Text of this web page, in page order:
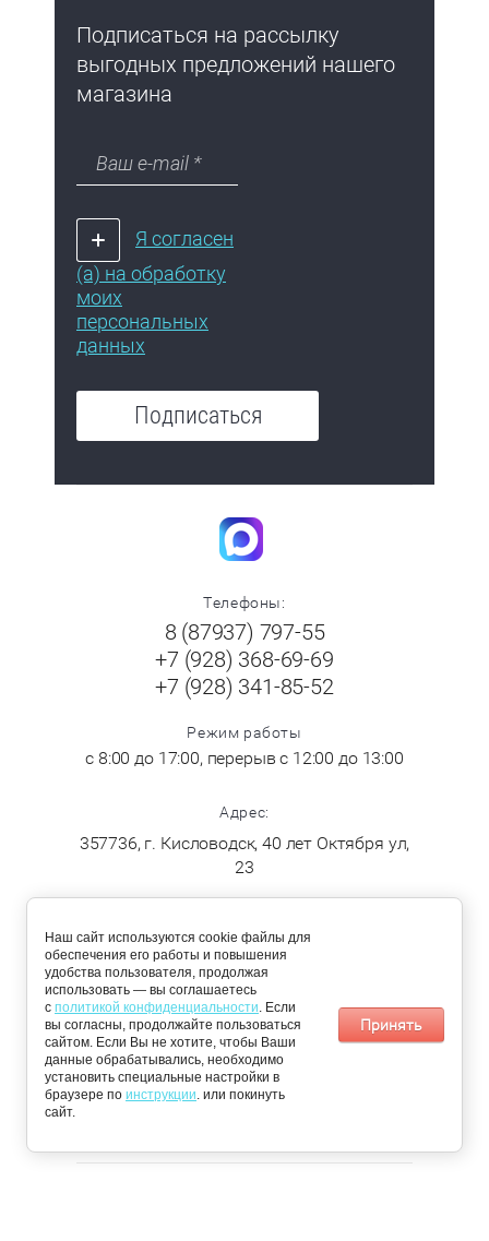
📩 Получить персональное предложение
Подписаться на рассылку
выгодных предложений нашего
магазина
Я согласен
(а) на обработку
моих
персональных
данных
Подписаться
Телефоны:
8 (87937) 797-55
+7 (928) 368-69-69
+7 (928) 341-85-52
Режим работы
с 8:00 до 17:00, перерыв с 12:00 до 13:00
Адрес:
357736, г. Кисловодск, 40 лет Октября ул,
23
По Кисловодску:
понедельник,
среда, четверг
Железноводск,
Ессентуки и
Минеральные
воды: вторник и
пятница
Наш сайт используются cookie файлы для
обеспечения его работы и повышения
удобства пользователя, продолжая
использовать — вы соглашаетесь
с политикой конфиденциальности. Если
вы согласны, продолжайте пользоваться
сайтом. Если Вы не хотите, чтобы Ваши
данные обрабатывались, необходимо
установить специальные настройки в
браузере по инструкции. или покинуть
сайт.
Принять